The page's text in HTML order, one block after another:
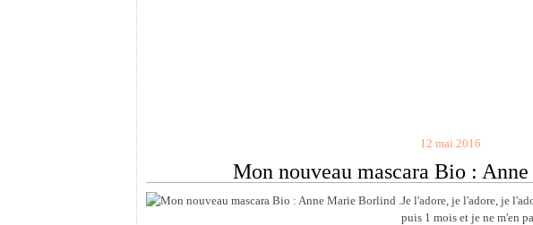
12 mai 2016
Mon nouveau mascara Bio :
Je l'adore, je l'adore, je
puis 1 mois et je ne m'en